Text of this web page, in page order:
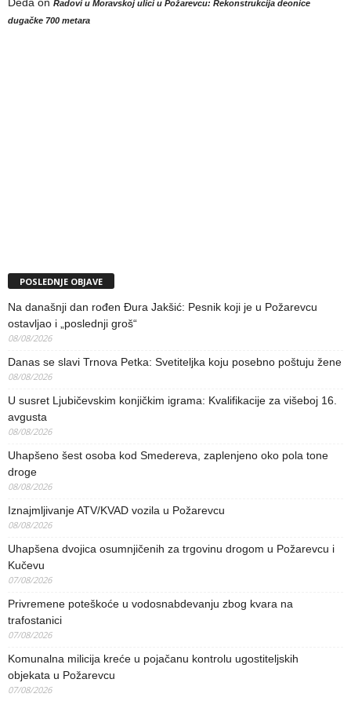
Radovi u Moravskoj ulici u Požarevcu: Rekonstrukcija deonice
dugačke 700 metara
POSLEDNJE OBJAVE
Na današnji dan rođen Đura Jakšić: Pesnik koji je u Požarevcu
ostavljao i „poslednji groš“
08/08/2026
Danas se slavi Trnova Petka: Svetiteljka koju posebno poštuju žene
08/08/2026
U susret Ljubičevskim konjičkim igrama: Kvalifikacije za višeboj 16.
avgusta
08/08/2026
Uhapšeno šest osoba kod Smedereva, zaplenjeno oko pola tone
droge
08/08/2026
Iznajmljivanje ATV/KVAD vozila u Požarevcu
08/08/2026
Uhapšena dvojica osumnjičenih za trgovinu drogom u Požarevcu i
Kučevu
07/08/2026
Privremene poteškoće u vodosnabdevanju zbog kvara na
trafostanici
07/08/2026
Komunalna milicija kreće u pojačanu kontrolu ugostiteljskih
objekata u Požarevcu
07/08/2026